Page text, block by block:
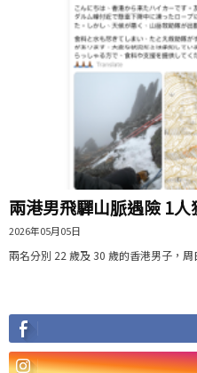
兩港男飛驒山脈遇險 1
2026年05月05日
兩名分別 22 歲及 30 歲的香港男子，周